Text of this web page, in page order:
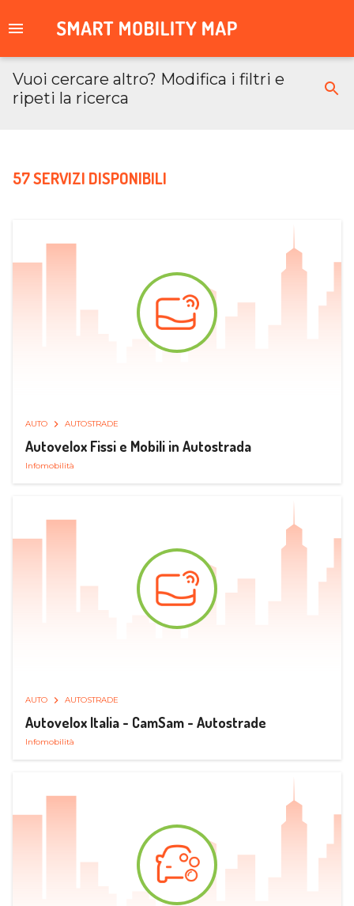
Vuoi cercare altro? Modifica i filtri e
ripeti la ricerca
57 SERVIZI DISPONIBILI
AUTO AUTOSTRADE
Autovelox Fissi e Mobili in Autostrada
Infomobilità
AUTO AUTOSTRADE
Autovelox Italia - CamSam - Autostrade
Infomobilità